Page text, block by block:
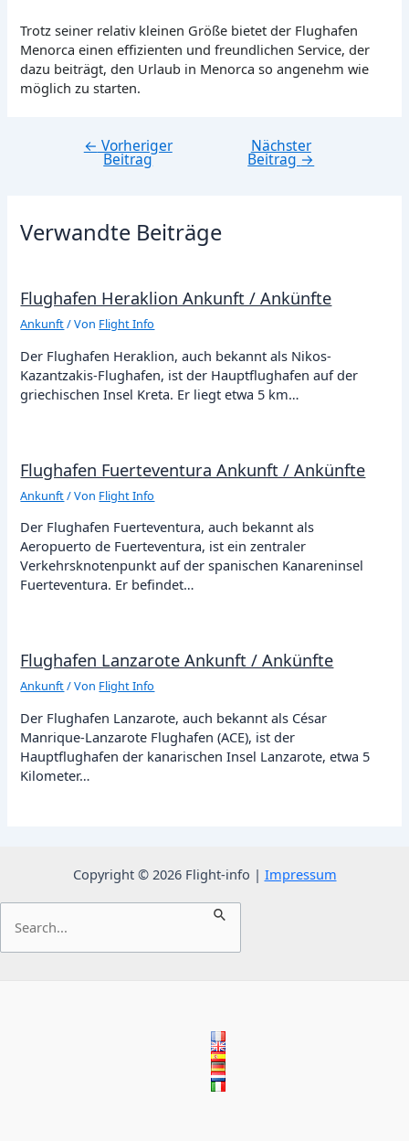
Trotz seiner relativ kleinen Größe bietet der Flughafen
Menorca einen effizienten und freundlichen Service, der
dazu beiträgt, den Urlaub in Menorca so angenehm wie
möglich zu starten.
Beitragsnavigation
← Vorheriger
Beitrag
Nächster
Beitrag→
Verwandte Beiträge
Flughafen Heraklion Ankunft / Ankünfte
Ankunft/ Von Flight Info
Der Flughafen Heraklion, auch bekannt als Nikos-
Kazantzakis-Flughafen, ist der Hauptflughafen auf der
griechischen Insel Kreta. Er liegt etwa 5 km…
Flughafen Fuerteventura Ankunft / Ankünfte
Ankunft/ Von Flight Info
Der Flughafen Fuerteventura, auch bekannt als
Aeropuerto de Fuerteventura, ist ein zentraler
Verkehrsknotenpunkt auf der spanischen Kanareninsel
Fuerteventura. Er befindet…
Flughafen Lanzarote Ankunft / Ankünfte
Ankunft/ Von Flight Info
Der Flughafen Lanzarote, auch bekannt als César
Manrique-Lanzarote Flughafen (ACE), ist der
Hauptflughafen der kanarischen Insel Lanzarote, etwa 5
Kilometer…
Copyright © 2026 Flight-info | Impressum
nach: